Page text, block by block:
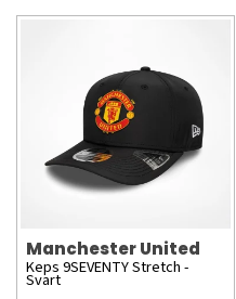
Manchester United
Keps 9SEVENTY Stretch -
Svart